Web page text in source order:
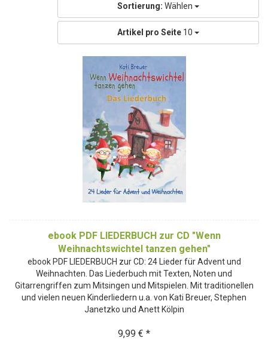
Sortierung: Wählen
Artikel pro Seite 10
ebook PDF LIEDERBUCH zur CD "Wenn
Weihnachtswichtel tanzen gehen"
ebook PDF LIEDERBUCH zur CD: 24 Lieder für Advent und
Weihnachten. Das Liederbuch mit Texten, Noten und
Gitarrengriffen zum Mitsingen und Mitspielen. Mit traditionellen
und vielen neuen Kinderliedern u.a. von Kati Breuer, Stephen
Janetzko und Anett Kölpin
9,99 € *